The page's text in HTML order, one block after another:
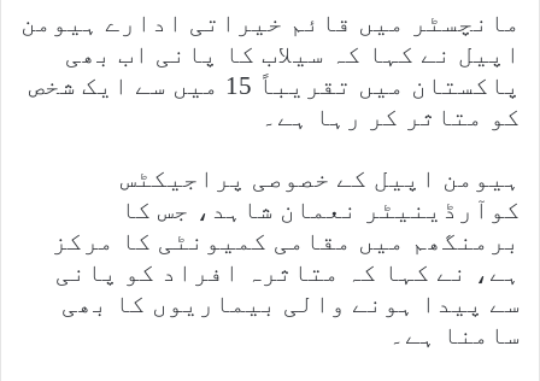
مانچسٹر میں قائم خیراتی ادارے ہیومن
اپیل نے کہا کہ سیلاب کا پانی اب بھی
پاکستان میں تقریباً 15 میں سے ایک شخص
کو متاثر کر رہا ہے۔
ہیومن اپیل کے خصوصی پراجیکٹس
کوآرڈینیٹر نعمان شاہد، جس کا
برمنگھم میں مقامی کمیونٹی کا مرکز
ہے، نے کہا کہ متاثرہ افراد کو پانی
سے پیدا ہونے والی بیماریوں کا بھی
سامنا ہے۔